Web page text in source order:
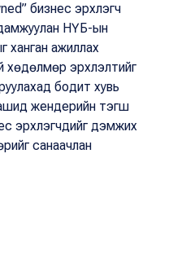
бизнес эрхлэгч
НҮБ-ын
ханган ажиллах
хөдөлмөр эрхлэлтийг
бодит хувь
жендерийн тэгш
эрхлэгчдийг дэмжих
санаачлан